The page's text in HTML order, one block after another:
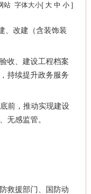
站 字体大小[ 大 中 小 ]
、改建（含装饰装
收、建设工程档案
持续提升政务服务
前，推动实现建设
无感监管。
救援部门、国防动